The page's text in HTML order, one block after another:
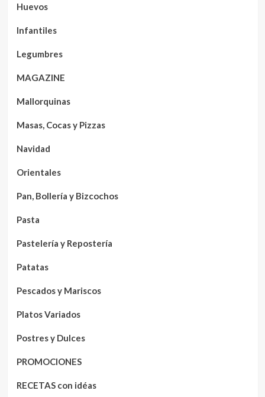
Huevos
Infantiles
Legumbres
MAGAZINE
Mallorquinas
Masas, Cocas y Pizzas
Navidad
Orientales
Pan, Bollería y Bizcochos
Pasta
Pastelería y Repostería
Patatas
Pescados y Mariscos
Platos Variados
Postres y Dulces
PROMOCIONES
RECETAS con idéas